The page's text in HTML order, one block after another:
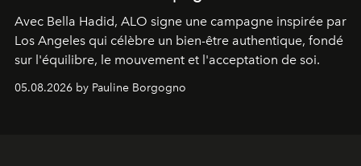
Avec Bella Hadid, ALO signe une campagne inspirée par
Los Angeles qui célèbre un bien-être authentique, fondé
sur l'équilibre, le mouvement et l'acceptation de soi.
05.08.2026 by Pauline Borgogno